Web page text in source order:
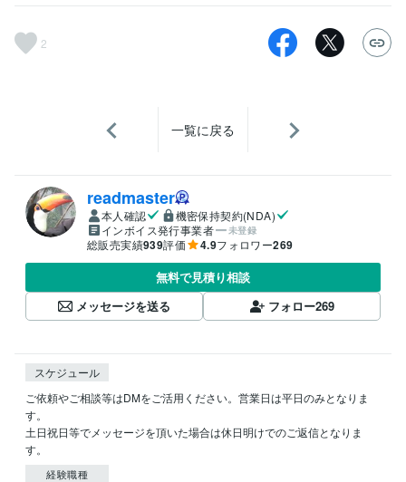
2
一覧に戻る
readmaster
本人確認
機密保持契約(NDA)
インボイス発行事業者
未登録
総販売実績939評価 4.9フォロワー269
無料で見積り相談
メッセージを送る
フォロー269
スケジュール
ご依頼やご相談等はDMをご活用ください。営業日は平日のみとなりま
す。
土日祝日等でメッセージを頂いた場合は休日明けでのご返信となりま
経験職種